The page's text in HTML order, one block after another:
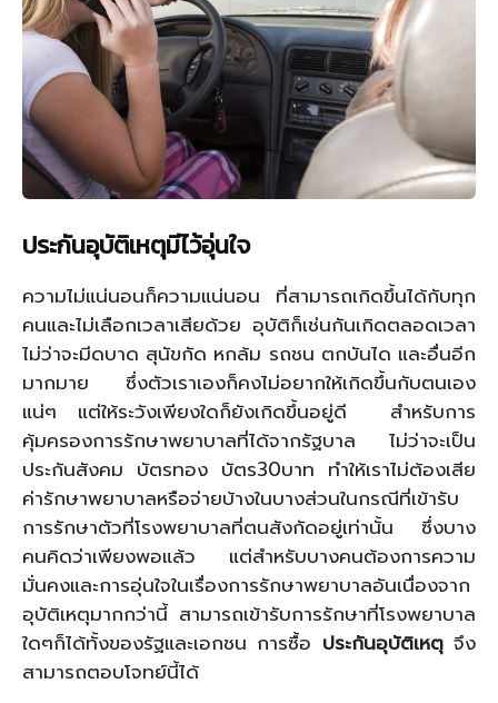
ประกันอุบัติเหตุมีไว้อุ่นใจ
ความไม่แน่นอนก็ความแน่นอน ที่สามารถเกิดขึ้นได้กับทุก
คนและไม่เลือกเวลาเสียด้วย อุบัติก็เช่นกันเกิดตลอดเวลา
ไม่ว่าจะมีดบาด สุนัขกัด หกล้ม รถชน ตกบันได และอื่นอีก
มากมาย ซึ่งตัวเราเองก็คงไม่อยากให้เกิดขึ้นกับตนเอง
แน่ๆ แต่ให้ระวังเพียงใดก็ยังเกิดขึ้นอยู่ดี สำหรับการ
คุ้มครองการรักษาพยาบาลที่ได้จากรัฐบาล ไม่ว่าจะเป็น
ประกันสังคม บัตรทอง บัตร30บาท ทำให้เราไม่ต้องเสีย
ค่ารักษาพยาบาลหรือจ่ายบ้างในบางส่วนในกรณีที่เข้ารับ
การรักษาตัวที่โรงพยาบาลที่ตนสังกัดอยู่เท่านั้น ซึ่งบาง
คนคิดว่าเพียงพอแล้ว แต่สำหรับบางคนต้องการความ
มั่นคงและการอุ่นใจในเรื่องการรักษาพยาบาลอันเนื่องจาก
อุบัติเหตุมากกว่านี้ สามารถเข้ารับการรักษาที่โรงพยาบาล
ใดๆก็ได้ทั้งของรัฐและเอกชน การซื้อ ประกันอุบัติเหตุจึง
สามารถตอบโจทย์นี้ได้